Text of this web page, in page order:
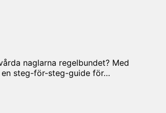
naglarna regelbundet? Med
en steg-för-steg-guide för…